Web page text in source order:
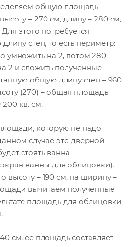
общую площадь
– 270 см, длину – 280 см,
этого потребуется
стен, то есть периметр:
умножить на 2, потом 280
2 и сложить полученные
общую длину стен – 960
(270) – общая площадь
кв. см.
которую не надо
случае это дверной
стоять ванна
экран ванны для облицовки),
высоту – 190 см, на ширину –
вычитаем полученные
площадь для облицовки
см, ее площадь составляет